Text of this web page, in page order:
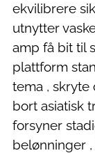
ekvilibrere
utnytter
amp få bit til
plattform
tema , skryte
bort asiatisk
forsyner
belønninger ,